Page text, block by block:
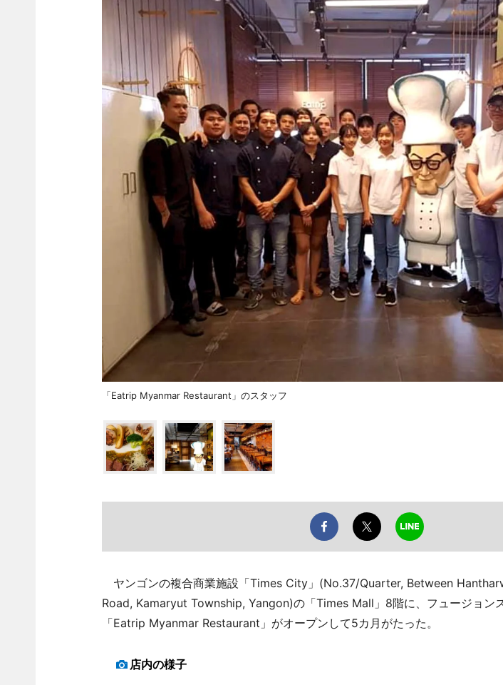
「Eatrip Myanmar Restaurant」のスタッフ
ヤンゴンの複合商業施設「Times City」(No.37/Quarter, Between
Road, Kamaryut Township, Yangon)の「Times Mall」8階に、フュージョン
「Eatrip Myanmar Restaurant」がオープンして5カ月がたった。
店内の様子